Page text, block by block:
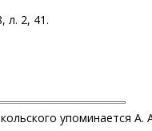
л. 2, 41.
упоминается А.